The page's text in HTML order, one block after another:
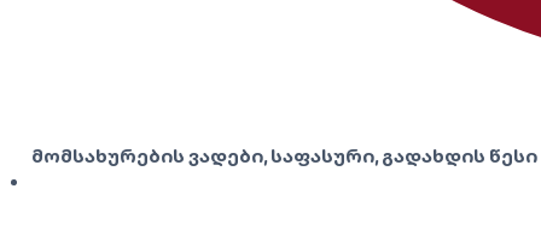
მომსახურების ვადები, საფასური, გადახდის წესი